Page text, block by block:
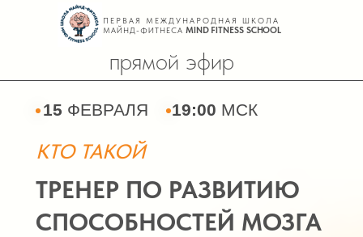
прямой эфир
ТРЕНЕР ПО РАЗВИТИЮ
СПОСОБНОСТЕЙ МОЗГА
ПЕРВАЯ МЕЖДУНАРОДНАЯ ШКОЛА
MIND FITNESS SCHOOL
МАЙНД-ФИТНЕСА
КТО ТАКОЙ
15 ФЕВРАЛЯ 19:00 МСК